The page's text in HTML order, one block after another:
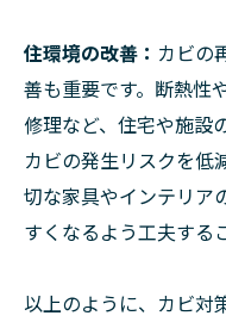
住環境の改善： カビの
善も重要です。断熱性
修理など、住宅や施設
カビの発生リスクを低
切な家具やインテリア
すくなるよう工夫する
以上のように、カビ対